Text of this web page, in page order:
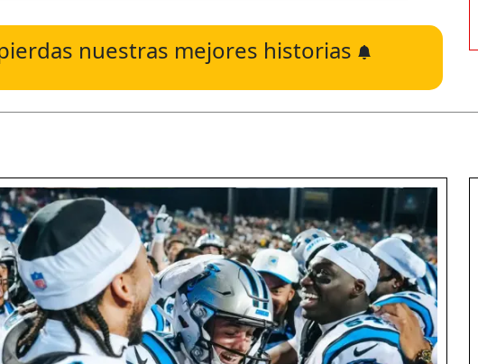
nuestras mejores historias